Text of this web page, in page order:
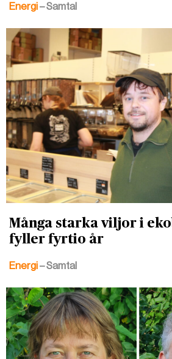
Energi– Samtal
Många starka viljor i
fyller fyrtio år
Energi– Samtal